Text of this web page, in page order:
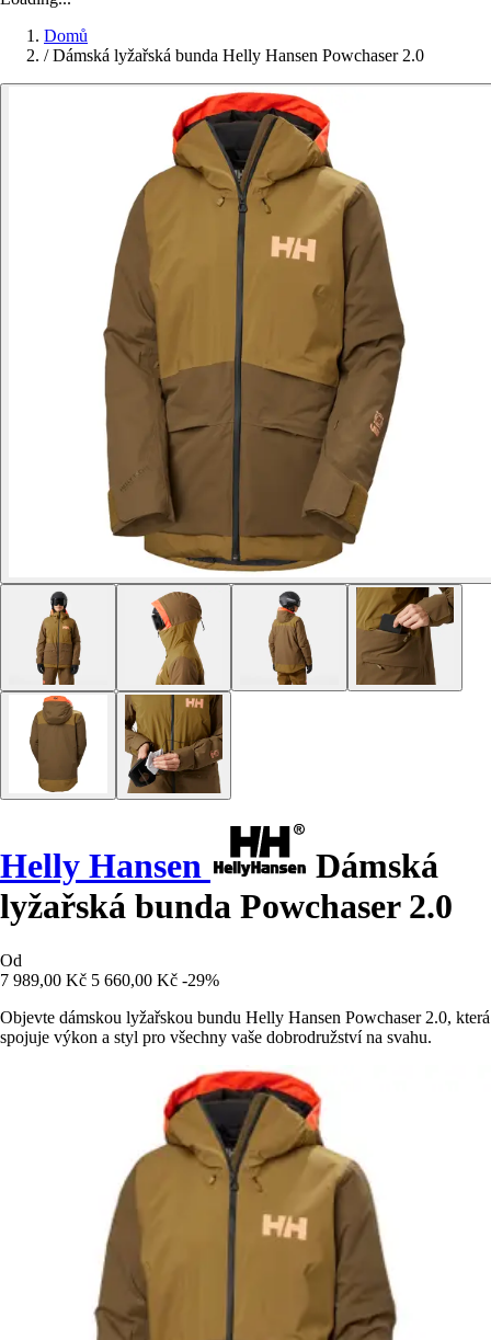
Domů
/ Dámská lyžařská bunda Helly Hansen Powchaser 2.0
Helly Hansen
Dámská
lyžařská bunda Powchaser 2.0
Od
7 989,00 Kč 5 660,00 Kč -29%
Objevte dámskou lyžařskou bundu Helly Hansen Powchaser 2.0, která
spojuje výkon a styl pro všechny vaše dobrodružství na svahu.